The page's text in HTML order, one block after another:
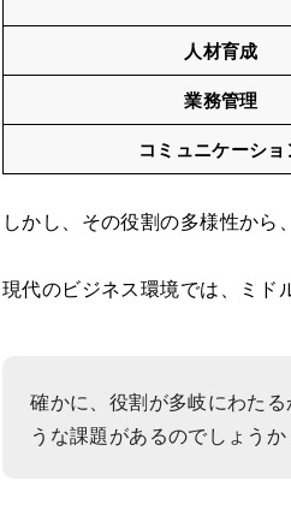
人材育成
業務管理
コミュニケーショ
しかし、その役割の多様性から
現代のビジネス環境では、ミド
確かに、役割が多岐にわた
うな課題があるのでしょうか